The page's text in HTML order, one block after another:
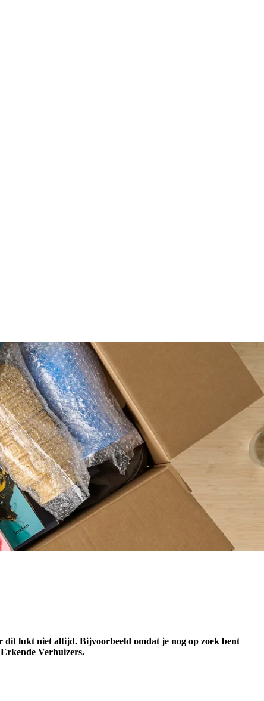
dit lukt niet altijd. Bijvoorbeeld omdat je nog op zoek bent
Verhuizers.